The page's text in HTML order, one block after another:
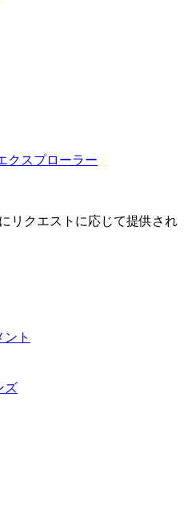
クスプローラー
リクエストに応じて提供され
ト
ズ